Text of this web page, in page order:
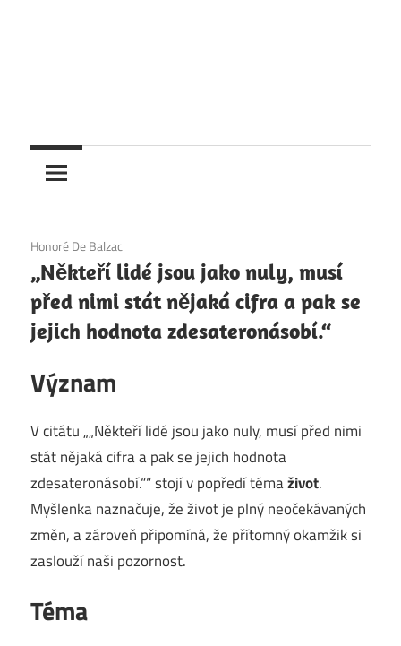
1. 12. 2020
Honoré De Balzac
„Někteří lidé jsou jako nuly, musí
před nimi stát nějaká cifra a pak se
jejich hodnota zdesateronásobí.“
Význam
V citátu „„Někteří lidé jsou jako nuly, musí před nimi
stát nějaká cifra a pak se jejich hodnota
zdesateronásobí.““ stojí v popředí témaživot.
Myšlenka naznačuje, že život je plný neočekávaných
změn, a zároveň připomíná, že přítomný okamžik si
zaslouží naši pozornost.
Téma